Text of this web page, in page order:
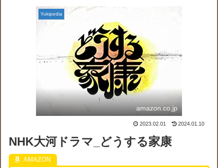
Yukipedia
amazon.co,jp
2023.02.01 2024.01.10
NHK大河ドラマ_どうする家康